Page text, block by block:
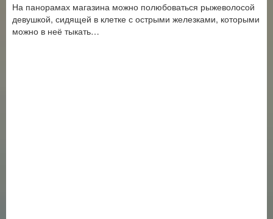
На панорамах магазина можно полюбоваться рыжеволосой
девушкой, сидящей в клетке с острыми железками, которыми
можно в неё тыкать…